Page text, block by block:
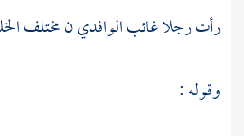
رأت رجلا غائب الوافدي ن مختلف
وقوله :